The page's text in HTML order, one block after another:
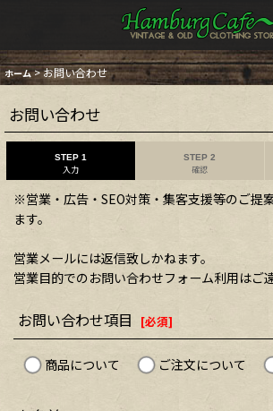
ホーム >お問い合わせ
お問い合わせ
STEP 1
入力
STEP 2
確認
※営業・広告・SEO対策・集客支援等のご提
ます。
営業メールには返信致しかねます。
営業目的でのお問い合わせフォーム利用はご
お問い合わせ項目 [必須]
商品について ご注文について